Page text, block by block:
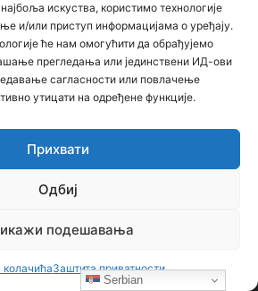
искуства, користимо технологије
и/или приступ информацијама о уређају.
ће нам омогућити да обрађујемо
прегледања или јединствени ИД-ови
сагласности или повлачење
утицати на одређене функције.
Прихвати
Одбиј
подешавања
колачићаЗаштита приватности
Усташе Хрвати
и фотографије) на овом порталу
сајтова и портала уз наведене изворе.
наводе, вређају неког, или крше
садржаја.
Serbian